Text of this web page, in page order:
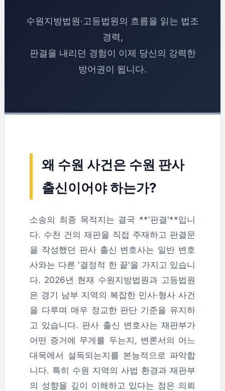
수원지방법원·고등법원의 흐름을 읽는 법조
경력,
판결을 내리던 경험이 이제 당신의 강력한
방어권이 됩니다.
왜 수원 사건은 수원 판사
출신이어야 하는가?
소송의 최종 목적지는 결국 **'판결'**입니
다. 수천 건의 재판을 직접 주재하고 판결문
을 작성했던 판사 출신 변호사는 일반 변호
사와는 다른 '결정적 한 끝'을 가지고 있습니
다. 2026년 현재 수원지방법원과 고등법원
은 경기 남부 지역의 복잡한 민사·형사 사건
을 다루며 매우 정교한 판단 기준을 유지하
고 있습니다. 판사 출신 변호사는 재판부가
어떤 증거에 무게를 두는지, 변론서의 어느
대목에서 설득되는지를 본능적으로 파악합
니다. 특히 수원 지역의 사법 환경과 재판부
의 성향을 깊이 이해하고 있다는 점은 의뢰